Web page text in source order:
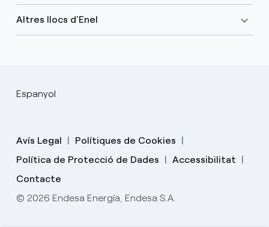
Altres llocs d'Enel
Espanyol
Avís Legal
Polítiques de Cookies
Política de Protecció de Dades
Accessibilitat
Contacte
© 2026 Endesa Energía, Endesa S.A.